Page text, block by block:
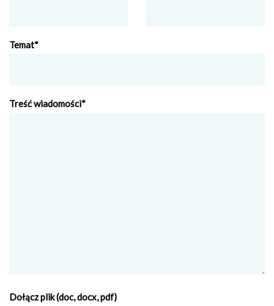
Temat*
Treść wiadomości*
Dołącz plik (doc, docx, pdf)